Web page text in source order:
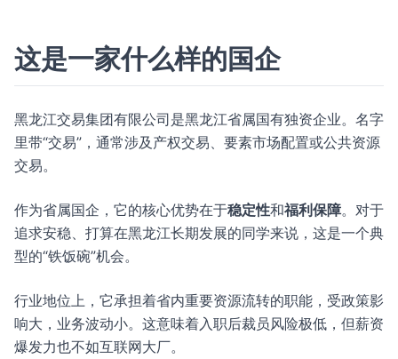
这是一家什么样的国企
黑龙江交易集团有限公司是黑龙江省属国有独资企业。名字
里带“交易”，通常涉及产权交易、要素市场配置或公共资源
交易。
作为省属国企，它的核心优势在于稳定性和福利保障。对于
追求安稳、打算在黑龙江长期发展的同学来说，这是一个典
型的“铁饭碗”机会。
行业地位上，它承担着省内重要资源流转的职能，受政策影
响大，业务波动小。这意味着入职后裁员风险极低，但薪资
爆发力也不如互联网大厂。